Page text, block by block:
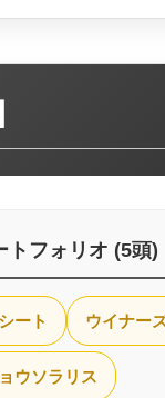
トフォリオ (5頭)
ート ウイナー
ウソラリス